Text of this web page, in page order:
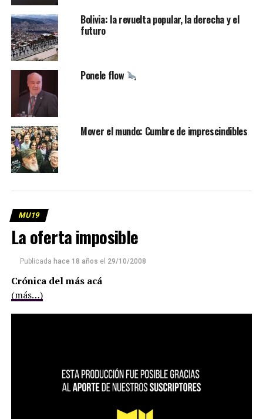
Bolivia: la revuelta popular, la derecha y el
futuro
Ponele flow
Mover el mundo: Cumbre de imprescindibles
MU19
La oferta imposible
Publicada hace 18 años el 29/10/2008
Crónica del más acá
(más…)